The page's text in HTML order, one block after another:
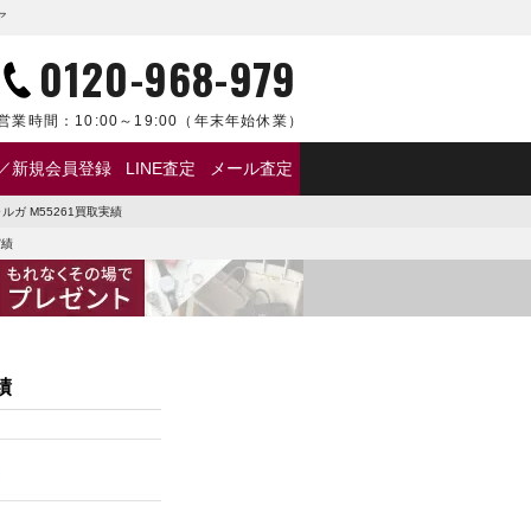
0120-968-979
業時間： 10:00～19:00 （年末年始休業）
新規会員登録 LINE査定 メール査定
ガ M55261買取実績